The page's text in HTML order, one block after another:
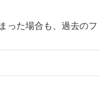
た場合も、過去のフ